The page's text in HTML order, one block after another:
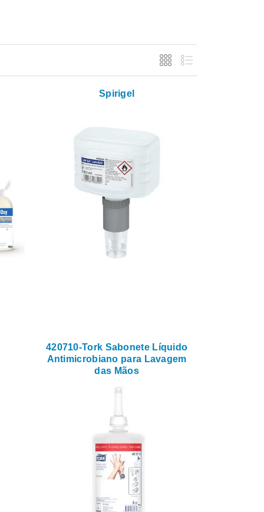
Spirigel
420710-Tork Sabonete Líquido
Antimicrobiano para Lavagem
das Mãos